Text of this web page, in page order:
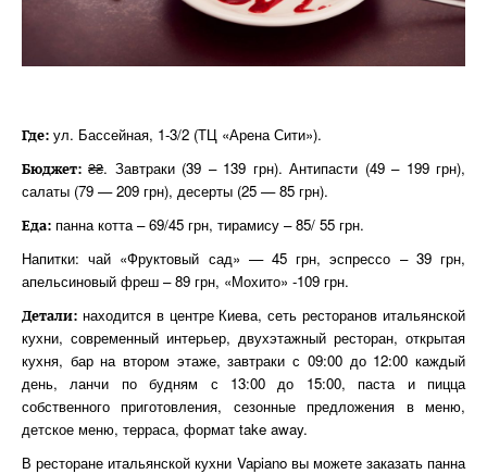
Где: ул. Бассейная, 1-3/2 (ТЦ «Арена Сити»).
Бюджет: ₴₴. Завтраки (39 – 139 грн). Антипасти (49 – 199 грн),
салаты (79 — 209 грн), десерты (25 — 85 грн).
Еда: панна котта – 69/45 грн, тирамису – 85/ 55 грн.
Напитки: чай «Фруктовый сад» — 45 грн, эспрессо – 39 грн,
апельсиновый фреш – 89 грн, «Мохито» -109 грн.
Детали: находится в центре Киева, сеть ресторанов итальянской
кухни, современный интерьер, двухэтажный ресторан, открытая
кухня, бар на втором этаже, завтраки с 09:00 до 12:00 каждый
день, ланчи по будням с 13:00 до 15:00, паста и пицца
собственного приготовления, сезонные предложения в меню,
детское меню, терраса, формат take away.
В ресторане итальянской кухни Vapiano вы можете заказать панна